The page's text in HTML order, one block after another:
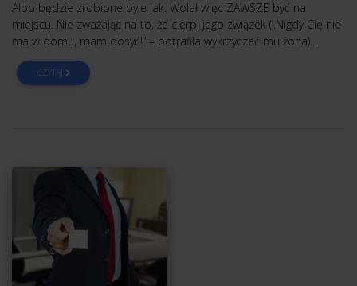
Albo będzie zrobione byle jak. Wolał więc ZAWSZE być na
miejscu. Nie zważając na to, że cierpi jego związek („Nigdy Cię nie
ma w domu, mam dosyć!” – potrafiła wykrzyczeć mu żona)...
CZYTAJ